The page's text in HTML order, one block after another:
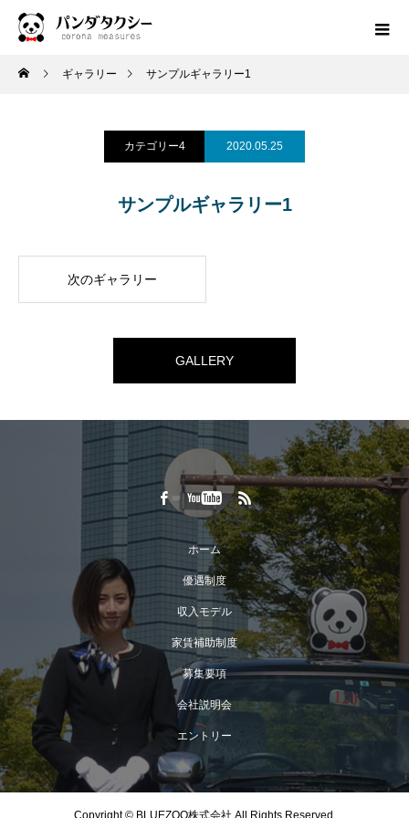
ギャラリー サンプルギャラリー1
カテゴリー4 2020.05.25
サンプルギャラリー1
次のギャラリー
GALLERY
ホーム
優遇制度
収入モデル
家賃補助制度
募集要項
会社説明会
エントリー
Copyright © BLUEZOO株式会社 All Rights Reserved.